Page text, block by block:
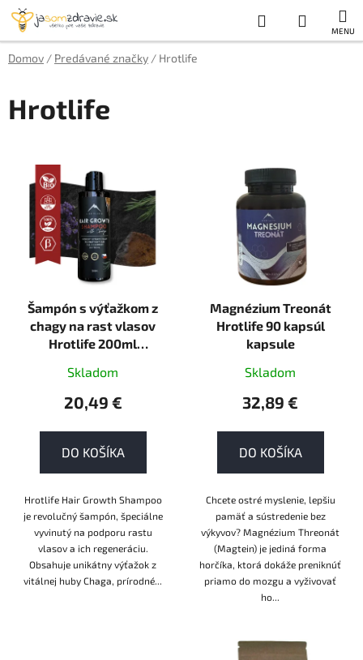
Prejsť
obsah
Hľadať
KOŠÍK
Domov / Predávané značky / Hrotlife
Hrotlife
Šampón s výťažkom z
chagy na rast vlasov
Hrotlife 200ml
vlasov
Skladom
20,49 €
DO KOŠÍKA
Hrotlife Hair Growth Shampoo
je revolučný šampón, špeciálne
vyvinutý na podporu rastu
vlasov a ich regeneráciu.
Obsahuje unikátny výťažok z
vitálnej huby Chaga, prírodné...
Magnézium Treonát
Hrotlife 90 kapsúl
kapsule
Skladom
32,89 €
DO KOŠÍKA
Chcete ostré myslenie, lepšiu
pamäť a sústredenie bez
výkyvov? Magnézium Threonát
(Magtein) je jediná forma
horčíka, ktorá dokáže preniknúť
priamo do mozgu a vyživovať
ho...